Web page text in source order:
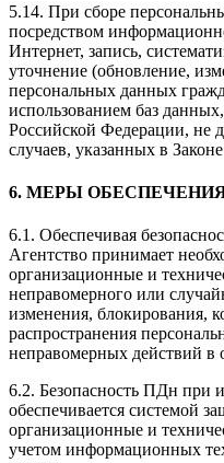
5.14. При сборе
посредством
Интернет, запись,
уточнение (обновление,
персональных данных
использованием баз
Российской Федерации, не
случаев, указанных в
6. МЕРЫ
6.1. Обеспечивая
Агентство принимает
организационные и
неправомерного или
изменения, блокирования,
распространения
неправомерных действий
6.2. Безопасность ПДн при
обеспечивается системой
организационные и
учетом информационных